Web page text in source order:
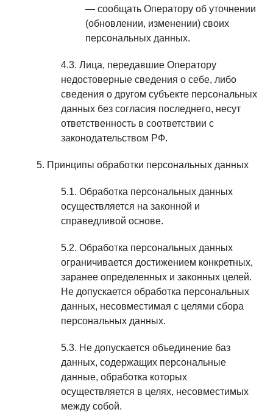
сообщать Оператору об уточнении
(обновлении, изменении) своих
персональных данных.
Лица, передавшие Оператору
недостоверные сведения о себе, либо
сведения о другом субъекте персональных
данных без согласия последнего, несут
ответственность в соответствии с
законодательством РФ.
Принципы обработки персональных данных
Обработка персональных данных
осуществляется на законной и
справедливой основе.
Обработка персональных данных
ограничивается достижением конкретных,
заранее определенных и законных целей.
Не допускается обработка персональных
данных, несовместимая с целями сбора
персональных данных.
Не допускается объединение баз
данных, содержащих персональные
данные, обработка которых
осуществляется в целях, несовместимых
между собой.